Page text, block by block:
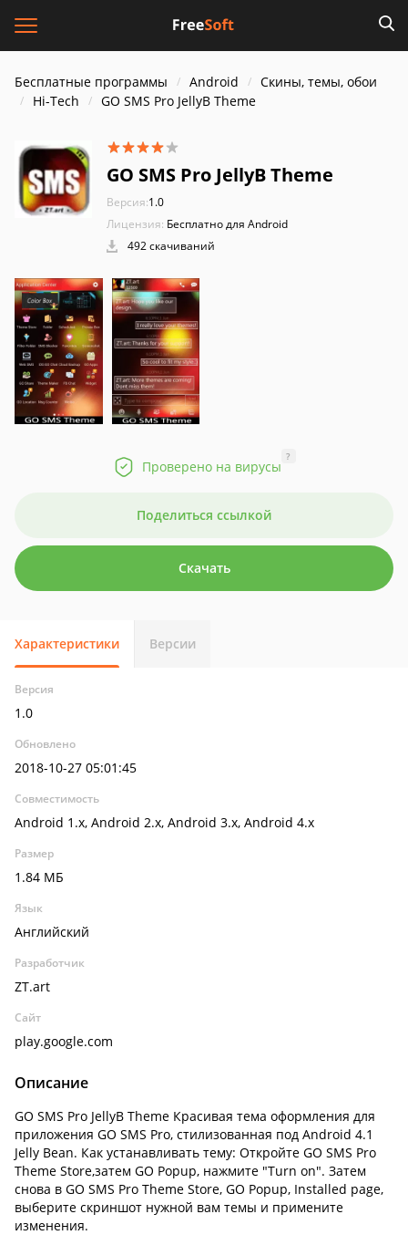
Бесплатные программы Android
Скины, темы, обои
Hi-Tech
GO SMS Pro JellyB Theme
GO SMS Pro JellyB Theme
Версия:1.0
Лицензия: Бесплатно для Android
492 скачиваний
Проверено на вирусы
?
Поделиться ссылкой
Скачать
Характеристики Версии
Версия
1.0
Обновлено
2018-10-27 05:01:45
Совместимость
Android 1.x, Android 2.x, Android 3.x, Android 4.x
Размер
1.84 МБ
Язык
Английский
Разработчик
ZT.art
Сайт
play.google.com
Описание
GO SMS Pro JellyB Theme Красивая тема оформления для
приложения GO SMS Pro, стилизованная под Android 4.1
Jelly Bean. Как устанавливать тему: Откройте GO SMS Pro
Theme Store,затем GO Popup, нажмите "Turn on". Затем
снова в GO SMS Pro Theme Store, GO Popup, Installed page,
выберите скриншот нужной вам темы и примените
изменения.